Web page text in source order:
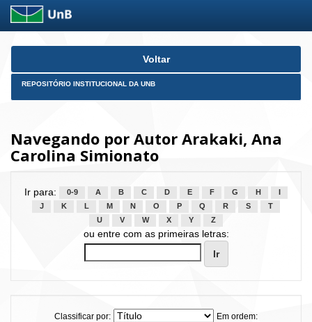
Skip
Voltar
REPOSITÓRIO INSTITUCIONAL DA UNB
Navegando por Autor Arakaki, Ana
Carolina Simionato
Ir para: 0-9 A B C D E F G H
J
K L M N O P Q R S
T
U
V W X Y Z
ou entre com as primeiras letras:
Classificar por:
Em ordem: